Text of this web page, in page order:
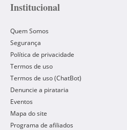
Institucional
Quem Somos
Segurança
Política de privacidade
Termos de uso
Termos de uso (ChatBot)
Denuncie a pirataria
Eventos
Mapa do site
Programa de afiliados